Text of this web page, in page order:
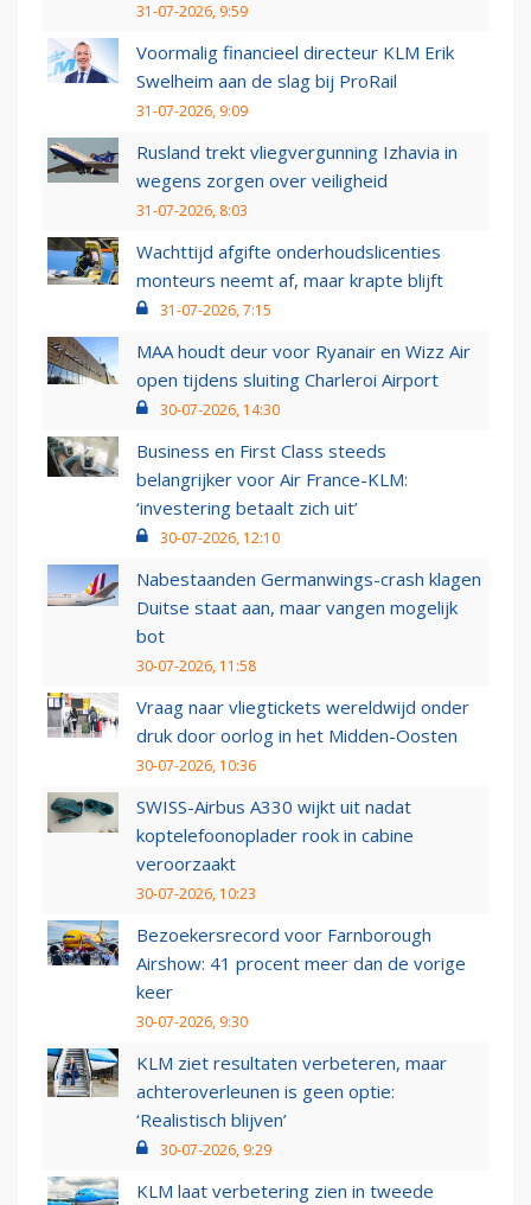
31-07-2026, 9:59
Voormalig financieel directeur KLM Erik
Swelheim aan de slag bij ProRail
31-07-2026, 9:09
Rusland trekt vliegvergunning Izhavia in
wegens zorgen over veiligheid
31-07-2026, 8:03
Wachttijd afgifte onderhoudslicenties
monteurs neemt af, maar krapte blijft
31-07-2026, 7:15
MAA houdt deur voor Ryanair en Wizz Air
open tijdens sluiting Charleroi Airport
30-07-2026, 14:30
Business en First Class steeds
belangrijker voor Air France-KLM:
‘investering betaalt zich uit’
30-07-2026, 12:10
Nabestaanden Germanwings-crash klagen
Duitse staat aan, maar vangen mogelijk
bot
30-07-2026, 11:58
Vraag naar vliegtickets wereldwijd onder
druk door oorlog in het Midden-Oosten
30-07-2026, 10:36
SWISS-Airbus A330 wijkt uit nadat
koptelefoonoplader rook in cabine
veroorzaakt
30-07-2026, 10:23
Bezoekersrecord voor Farnborough
Airshow: 41 procent meer dan de vorige
keer
30-07-2026, 9:30
KLM ziet resultaten verbeteren, maar
achteroverleunen is geen optie:
‘Realistisch blijven’
30-07-2026, 9:29
KLM laat verbetering zien in tweede